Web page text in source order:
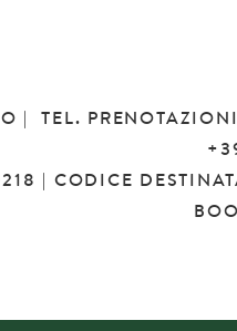
| TEL.
| CODICE